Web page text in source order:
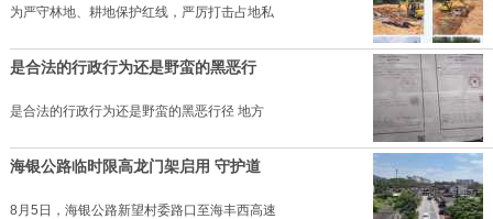
为严守林地、耕地保护红线，严厉打击占地私
是合法的行政行为还是野蛮的黑恶行
是合法的行政行为还是野蛮的黑恶行径 地方
海银公路临时限高龙门架启用 守护道
8月5日，海银公路新望村委路口至海丰西高速